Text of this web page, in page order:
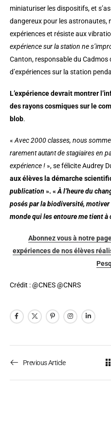
miniaturiser les dispositifs, et
dangereux pour les astronautes,
expériences et résiste aux
expérience sur la station ne
Canton, responsable du
d’expériences sur la station
L’expérience devrait montrer
des rayons cosmiques sur le
blob.
« Avec 2000 classes, nous
rarement autant de stagiaires en
expérience ! », se félicite Audrey
aux élèves la démarche
publication ». « À l’heure du
posés par la biodiversité,
monde qui les entoure me tient
Abonnez vous à notre
expériences de nos élèves
Crédit : @CNES @CNRS
Previous Article